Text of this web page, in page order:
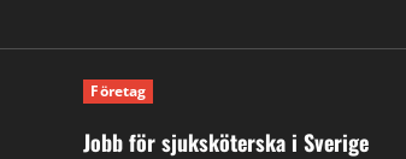
Företag
Jobb för sjuksköterska i Sverige